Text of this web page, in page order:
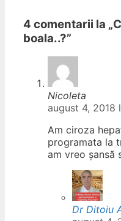
4 comentarii la „
boala..?”
Nicoleta
august 4, 2018
Am ciroza
programata la
am vreo șansă
Dr Ditoiu